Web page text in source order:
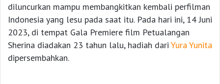
diluncurkan mampu membangkitkan kembali perfilman
Indonesia yang lesu pada saat itu. Pada hari ini, 14 Juni
2023, di tempat Gala Premiere film Petualangan
Sherina diadakan 23 tahun lalu, hadiah dari Yura Yunita
dipersembahkan.